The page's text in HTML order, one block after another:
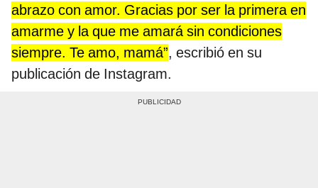
abrazo con amor. Gracias por ser la primera en
amarme y la que me amará sin condiciones
siempre. Te amo, mamá”, escribió en su
publicación de Instagram.